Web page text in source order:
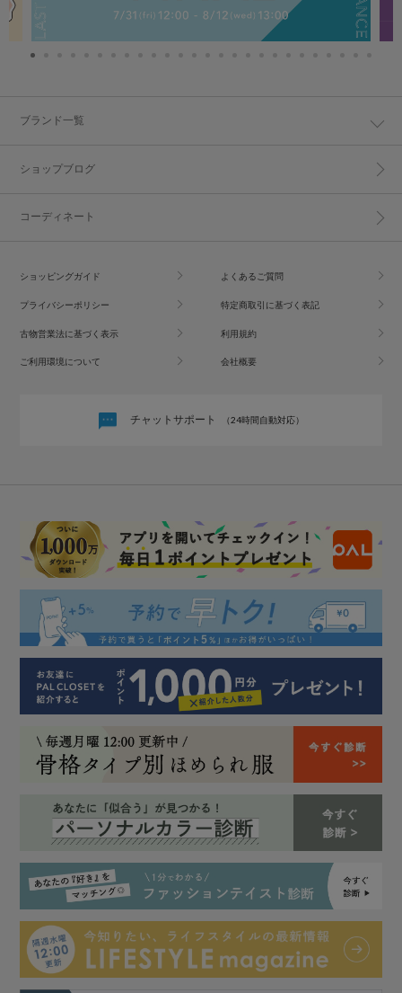
ブランド一覧
ショップブログ
コーディネート
ショッピングガイド よくあるご質問
プライバシーポリシー 特定商取引に基づく表記
古物営業法に基づく表示 利用規約
ご利用環境について 会社概要
チャットサポート （24時間自動対応）